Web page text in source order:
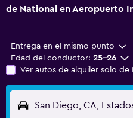
de National en Aeropuerto
Entrega en el mismo punto
Edad del conductor: 25-26
Ver autos de alquiler solo de